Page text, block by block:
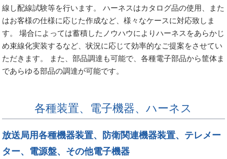
線し配線試験等を行います。 ハーネスはカタログ品の使用、また
はお客様の仕様に応じた作成など、様々なケースに対応致しま
す。 場合によっては蓄積したノウハウによりハーネスをあらかじ
め束線化実装するなど、状況に応じて効率的なご提案をさせてい
ただきます。 また、部品調達も可能で、各種電子部品から筐体ま
であらゆる部品の調達が可能です。
各種装置、電子機器、ハーネス
放送局用各種機器装置、防衛関連機器装置、テレメー
ター、電源盤、その他電子機器